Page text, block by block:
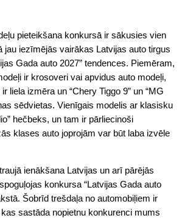
pieteikšana konkursā ir sākusies vien
jau iezīmējās vairākas Latvijas auto tirgus
Gada auto 2027” tendences. Piemēram,
ir krosoveri vai apvidus auto modeļi,
liela izmēra un “Chery Tiggo 9” un “MG
sēdvietas. Vienīgais modelis ar klasisku
hečbeks, un tam ir pārliecinoši
klases auto joprojām var būt laba izvēle
ienākšana Latvijas un arī pārējās
konkursa “Latvijas Gada auto
Šobrīd trešdaļa no automobiļiem ir
sastāda nopietnu konkurenci mums